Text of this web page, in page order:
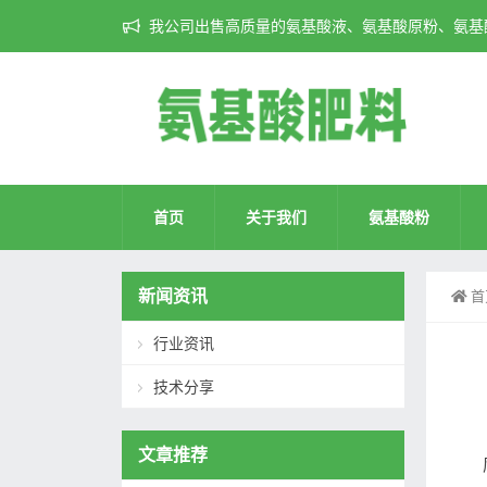
我公司出售高质量的氨基酸液、氨基酸原粉、氨
首页 关于我们 氨基酸粉
新闻资讯
行业资讯
技术分享
文章推荐